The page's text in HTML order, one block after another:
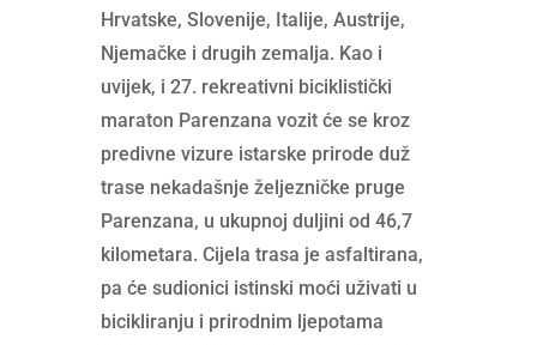
Hrvatske, Slovenije, Italije, Austrije,
Njemačke i drugih zemalja. Kao i
uvijek, i 27. rekreativni biciklistički
maraton Parenzana vozit će se kroz
predivne vizure istarske prirode duž
trase nekadašnje željezničke pruge
Parenzana, u ukupnoj duljini od 46,7
kilometara. Cijela trasa je asfaltirana,
pa će sudionici istinski moći uživati u
bicikliranju i prirodnim ljepotama